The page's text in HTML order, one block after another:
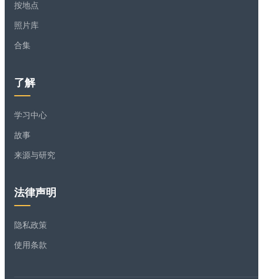
按地点
照片库
合集
了解
学习中心
故事
来源与研究
法律声明
隐私政策
使用条款